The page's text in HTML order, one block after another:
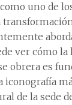
uno de
ver cómo la
obrera es
iconografía
de la sede